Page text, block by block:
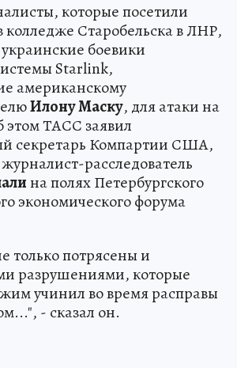
которые посетили
колледже Старобельска в ЛНР,
боевики
Starlink,
американскому
Илону Маску, для атаки на
ТАСС заявил
секретарь Компартии США,
расследователь
на полях Петербургского
экономического форума
только потрясены и
разрушениями, которые
учинил во время расправы
- сказал он.